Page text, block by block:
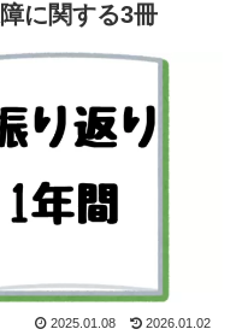
に関する3冊
2025.01.08 2026.01.02